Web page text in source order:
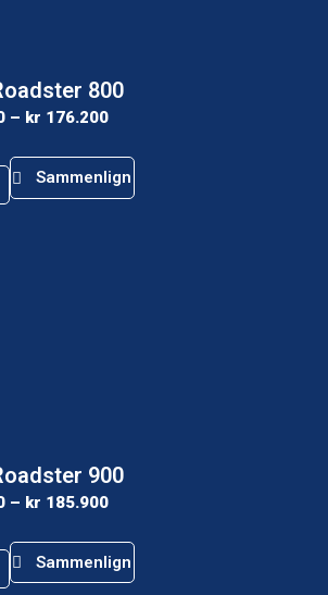
800
– kr 176.200
Sammenlign
900
– kr 185.900
Sammenlign